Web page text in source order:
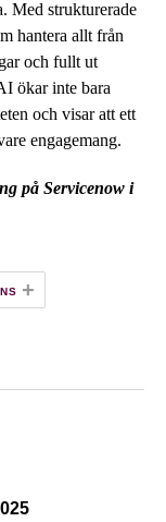
Med strukturerade
hantera allt från
och fullt ut
ökar inte bara
och visar att ett
engagemang.
på Servicenow i
+